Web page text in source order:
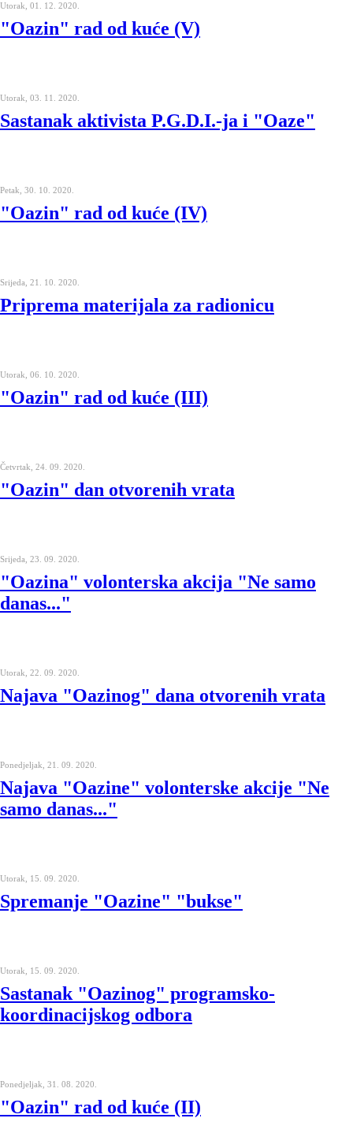
Utorak, 01. 12. 2020.
"Oazin" rad od kuće (V)
Utorak, 03. 11. 2020.
Sastanak aktivista P.G.D.I.-ja i "Oaze"
Petak, 30. 10. 2020.
"Oazin" rad od kuće (IV)
Srijeda, 21. 10. 2020.
Priprema materijala za radionicu
Utorak, 06. 10. 2020.
"Oazin" rad od kuće (III)
Četvrtak, 24. 09. 2020.
"Oazin" dan otvorenih vrata
Srijeda, 23. 09. 2020.
"Oazina" volonterska akcija "Ne samo
danas..."
Utorak, 22. 09. 2020.
Najava "Oazinog" dana otvorenih vrata
Ponedjeljak, 21. 09. 2020.
Najava "Oazine" volonterske akcije "Ne
samo danas..."
Utorak, 15. 09. 2020.
Spremanje "Oazine" "bukse"
Utorak, 15. 09. 2020.
Sastanak "Oazinog" programsko-
koordinacijskog odbora
Ponedjeljak, 31. 08. 2020.
"Oazin" rad od kuće (II)